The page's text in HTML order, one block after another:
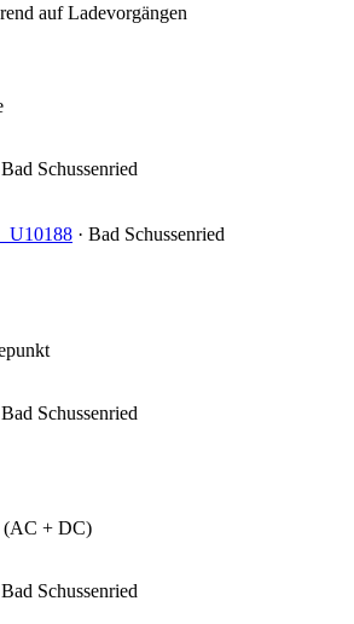
auf Ladevorgängen
Bad Schussenried
· Bad Schussenried
Bad Schussenried
(AC + DC)
Bad Schussenried